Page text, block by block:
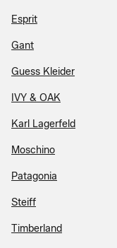
Esprit
Gant
Guess Kleider
IVY & OAK
Karl Lagerfeld
Moschino
Patagonia
Steiff
Timberland